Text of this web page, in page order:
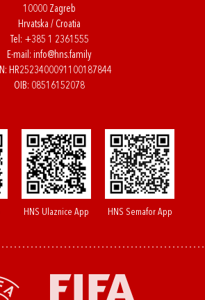
10000 Zagreb
Hrvatska / Croatia
Tel: +385 1 2361555
E-mail: info@hns.family
HR2523400091100187844
OIB: 08516152078
HNS Ulaznice App HNS Semafor App